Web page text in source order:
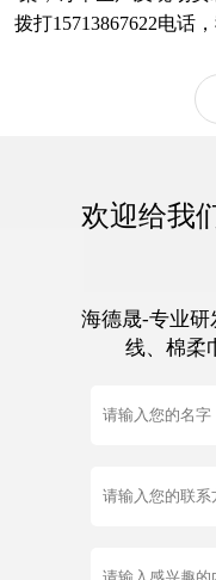
拨打15713867622电话
欢迎给我
海德晟-专业
线、棉柔